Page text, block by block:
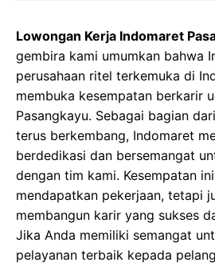
Lowongan Kerja Indomaret
gembira kami umumkan bahwa
perusahaan ritel terkemuka di
membuka kesempatan berkarir
Pasangkayu. Sebagai bagian
terus berkembang, Indomaret
berdedikasi dan bersemangat
dengan tim kami. Kesempatan
mendapatkan pekerjaan, tetapi
membangun karir yang sukses
Jika Anda memiliki semangat
pelayanan terbaik kepada